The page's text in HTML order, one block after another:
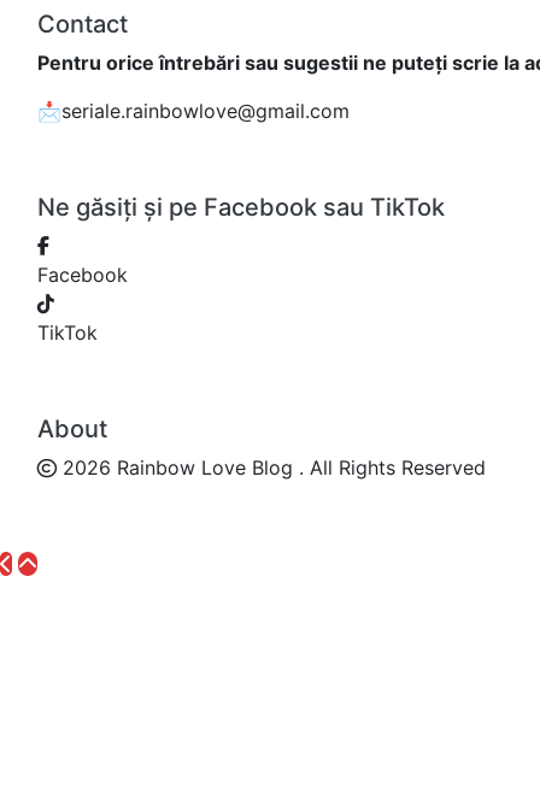
Contact
Pentru orice întrebări sau sugestii ne puteți scrie la
📩seriale.rainbowlove@gmail.com
Ne găsiți și pe Facebook sau TikTok
Facebook
TikTok
About
2026 Rainbow Love Blog . All Rights Reserved